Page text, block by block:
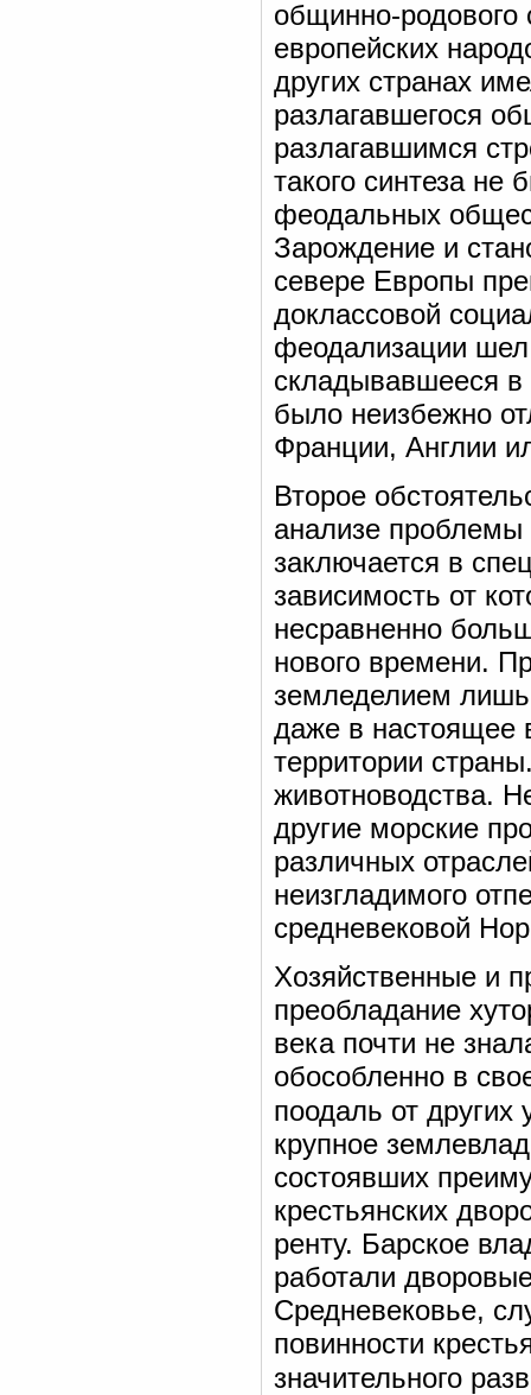
общинно-родового
европейских
других странах
разлагавшегося
разлагавшимся
такого синтеза не
феодальных
Зарождение и
севере Европы
доклассовой
феодализации
складывавшееся
было неизбежно
Франции, Англии
Второе
анализе проблемы
заключается в
зависимость от
несравненно
нового времени.
земледелием
даже в настоящее
территории
животноводства.
другие морские
различных
неизгладимого
средневековой
Хозяйственные и
преобладание
века почти не
обособленно в
поодаль от других
крупное
состоявших
крестьянских
ренту. Барское
работали
Средневековье,
повинности
значительного